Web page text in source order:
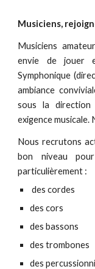
Musiciens,
Musiciens
envie de jouer
Symphonique
ambiance
sous la
exigence musicale.
Nous recrutons
bon niveau
particulièrement :
des cordes
des cors
des bassons
des trombones
des